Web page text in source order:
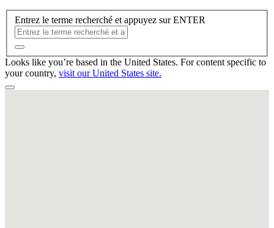
Entrez le terme recherché et appuyez sur ENTER
Looks like you’re based in the United States. For content specific to
your country, visit our United States site.